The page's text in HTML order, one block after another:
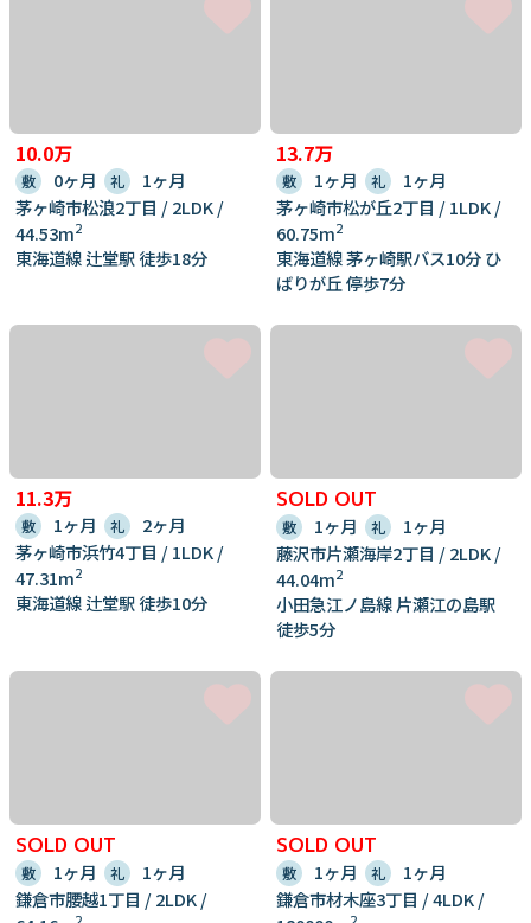
10.0万
敷 0ヶ月 礼
1ヶ月
茅ヶ崎市松浪2丁目 / 2LDK /
44.53m2
東海道線 辻堂駅 徒歩18分
13.7万
敷 1ヶ月 礼
1ヶ月
茅ヶ崎市松が丘2丁目 / 1LDK /
60.75m2
東海道線 茅ヶ崎駅バス10分 ひ
ばりが丘 停歩7分
11.3万
敷 1ヶ月 礼
2ヶ月
茅ヶ崎市浜竹4丁目 / 1LDK /
47.31m2
東海道線 辻堂駅 徒歩10分
SOLD OUT
敷 1ヶ月 礼
1ヶ月
藤沢市片瀬海岸2丁目 / 2LDK /
44.04m2
小田急江ノ島線 片瀬江の島駅
徒歩5分
SOLD OUT
敷 1ヶ月 礼
1ヶ月
鎌倉市腰越1丁目 / 2LDK /
SOLD OUT
敷 1ヶ月 礼
1ヶ月
鎌倉市材木座3丁目 / 4LDK /